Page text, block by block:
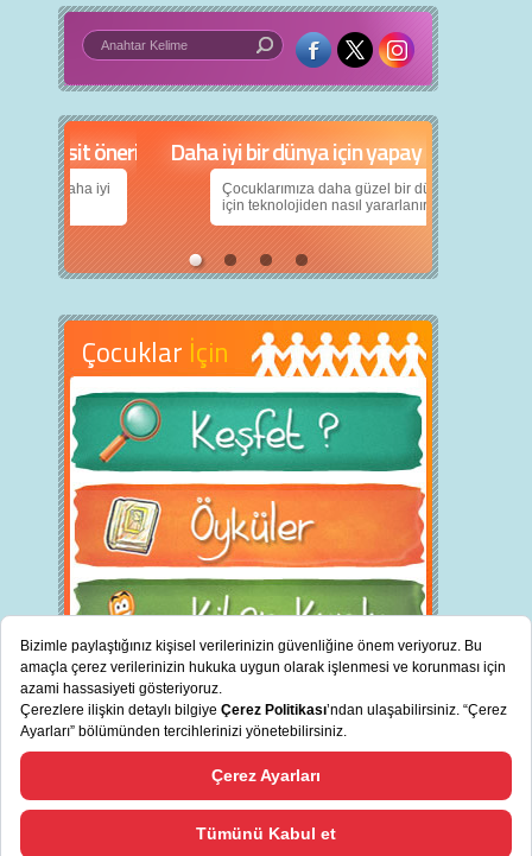
5 basit öneri
daha iyi
Daha iyi bir dünya için yapay zekâ
Çocuklarımıza daha güzel bir dünya bırakabilmek
için teknolojiden nasıl yararlanırız?
Çocuklar İçin